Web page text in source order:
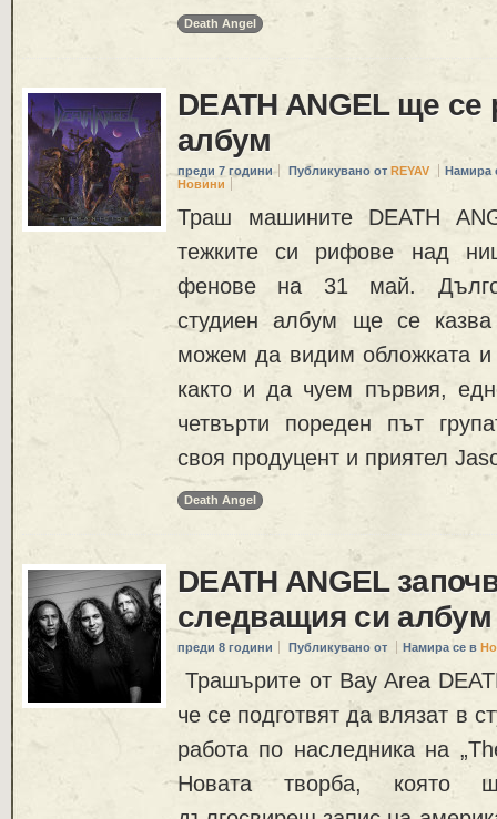
Death Angel
DEATH ANGEL ще се
албум
преди 7 години Публикувано от REYAV
Намира
Новини
Траш машините DEATH
тежките си рифове над
фенове на 31 май.
студиен албум ще се
можем да видим обложката и
както и да чуем първия,
четвърти пореден път
своя продуцент и приятел
Death Angel
DEATH ANGEL
следващия си албум
преди 8 години Публикувано от Намира се в
Трашърите от Bay Area
че се подготвят да влязат в
работа по наследника на
Новата творба, която